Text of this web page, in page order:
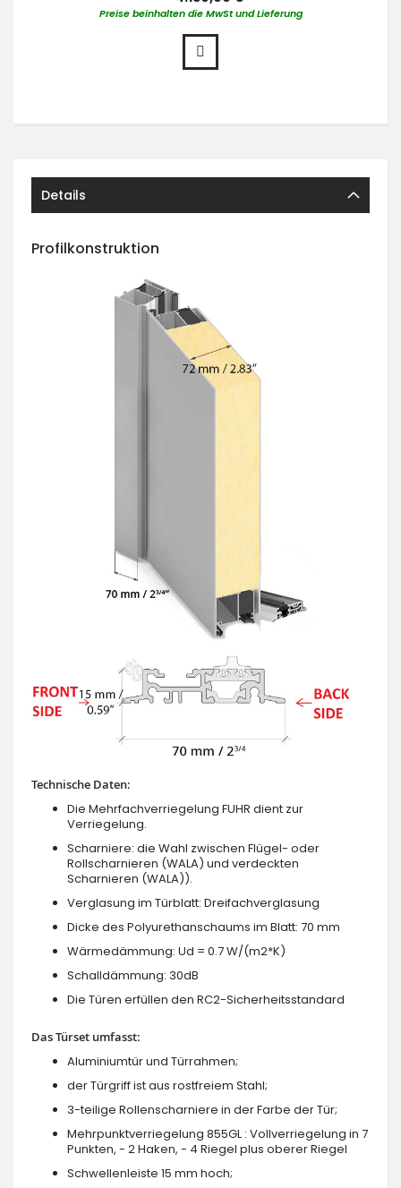
Preise beinhalten die MwSt und Lieferung
Details
Profilkonstruktion
Technische Daten:
Die Mehrfachverriegelung FUHR dient zur
Verriegelung.
Scharniere: die Wahl zwischen Flügel- oder
Rollscharnieren (WALA) und verdeckten
Scharnieren (WALA)).
Verglasung im Türblatt: Dreifachverglasung
Dicke des Polyurethanschaums im Blatt: 70 mm
Wärmedämmung: Ud = 0.7 W/(m2*K)
Schalldämmung: 30dB
Die Türen erfüllen den RC2-Sicherheitsstandard
Das Türset umfasst:
Aluminiumtür und Türrahmen;
der Türgriff ist aus rostfreiem Stahl;
3-teilige Rollenscharniere in der Farbe der Tür;
Mehrpunktverriegelung 855GL : Vollverriegelung in 7
Punkten, - 2 Haken, - 4 Riegel plus oberer Riegel
Schwellenleiste 15 mm hoch;